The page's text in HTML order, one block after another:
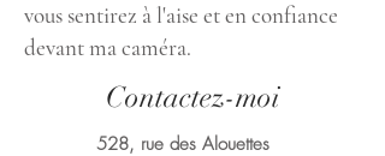
vous sentirez à l'aise et en confiance
devant ma caméra.
Contactez-moi
528, rue des Alouettes